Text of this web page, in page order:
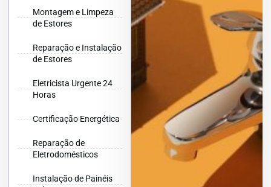
Montagem e Limpeza
de Estores
Reparação e Instalação
de Estores
Eletricista Urgente 24
Horas
Certificação Energética
Reparação de
Eletrodomésticos
Instalação de Painéis